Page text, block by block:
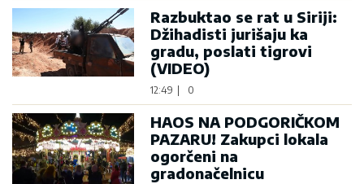
Razbuktao se rat u Siriji:
Džihadisti jurišaju ka
gradu, poslati tigrovi
(VIDEO)
12:49 0
HAOS NA PODGORIČKOM
PAZARU! Zakupci lokala
ogorčeni na
gradonačelnicu